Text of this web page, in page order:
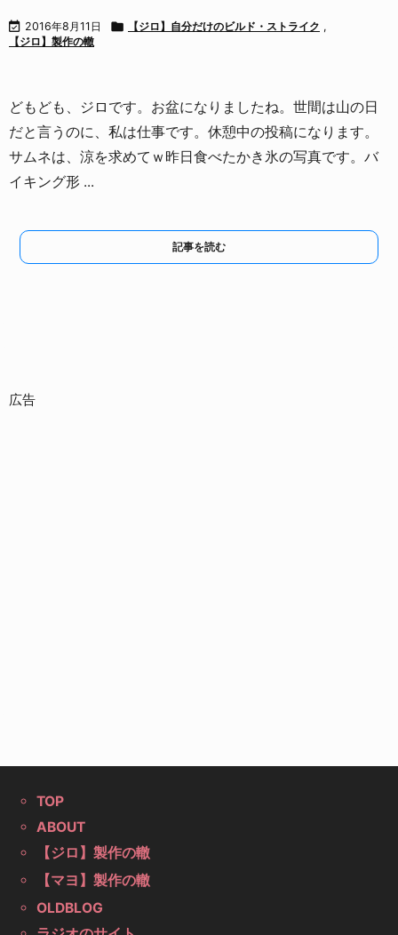
 2016年8月11日  【ジロ】自分だけのビルド・ストライク ,
【ジロ】製作の轍
どもども、ジロです。 お盆になりましたね。 世間は山の日
だと言うのに、私は仕事です。 休憩中の投稿になります。
サムネは、涼を求めてｗ 昨日食べたかき氷の写真です。 バ
イキング形 ...
記事を読む
広告
TOP
ABOUT
【ジロ】製作の轍
【マヨ】製作の轍
OLDBLOG